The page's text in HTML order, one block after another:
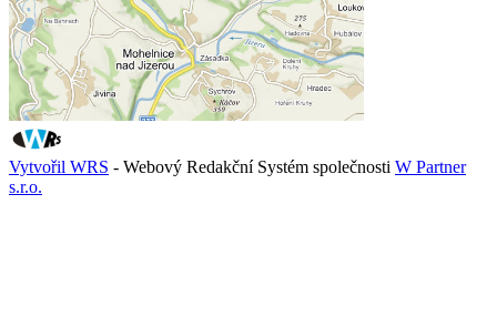
Vytvořil WRS - Webový Redakční Systém společnosti W Partner
s.r.o.